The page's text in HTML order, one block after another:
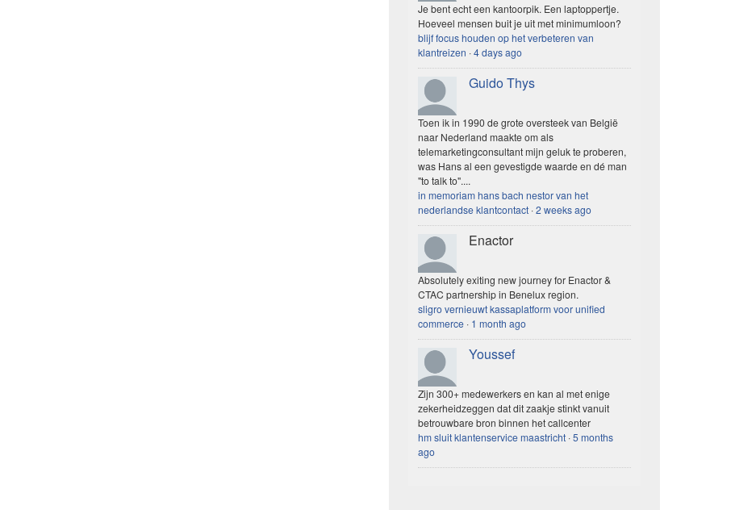
Je bent echt een kantoorpik. Een laptoppertje.
Hoeveel mensen buit je uit met minimumloon?
blijf focus houden op het verbeteren van
klantreizen ·4 days ago
Guido Thys
Toen ik in 1990 de grote oversteek van België
naar Nederland maakte om als
telemarketingconsultant mijn geluk te proberen,
was Hans al een gevestigde waarde en dé man
"to talk to"....
in memoriam hans bach nestor van het
nederlandse klantcontact ·2 weeks ago
Enactor
Absolutely exiting new journey for Enactor &
CTAC partnership in Benelux region.
sligro vernieuwt kassaplatform voor unified
commerce · 1 month ago
Youssef
Zijn 300+ medewerkers en kan al met enige
zekerheidzeggen dat dit zaakje stinkt vanuit
betrouwbare bron binnen het callcenter
hm sluit klantenservice maastricht ·5 months
ago